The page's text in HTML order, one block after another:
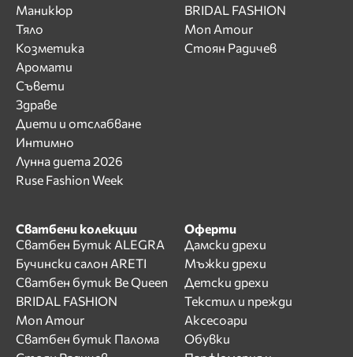
Маникюр
Тяло
Козметика
Аромати
Съвети
Здраве
Диети и отслабване
Интимно
Лунна диета 2026
Ruse Fashion Week
BRIDAL FASHION
Mon Amour
Стоян Радичев
Сватбени колекции
Сватбен Бутик ALEGRA
Бучински салон ARETI
Сватбен бутик Be Queen
BRIDAL FASHION
Mon Amour
Сватбен бутик Палома
Оферти
Дамски дрехи
Мъжки дрехи
Детски дрехи
Текстил и прежди
Аксесоари
Обувки